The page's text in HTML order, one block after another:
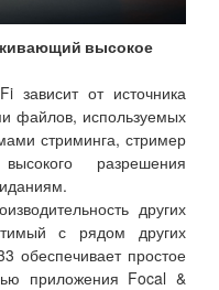
высокое
зависит от источника
файлов, используемых
стриминга, стример
разрешения
других
с рядом других
обеспечивает простое
приложения Focal &